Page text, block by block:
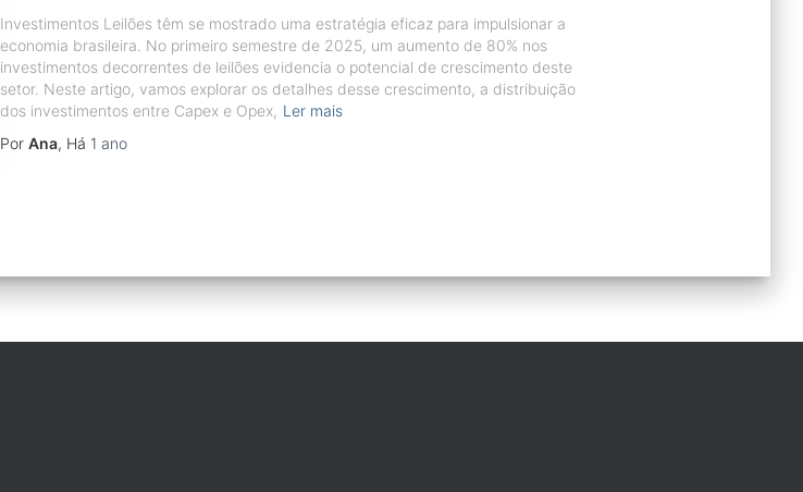
Investimentos Leilões têm se mostrado uma estratégia eficaz para impulsionar a
economia brasileira. No primeiro semestre de 2025, um aumento de 80% nos
investimentos decorrentes de leilões evidencia o potencial de crescimento deste
setor. Neste artigo, vamos explorar os detalhes desse crescimento, a distribuição
dos investimentos entre Capex e Opex, Ler mais
Por Ana, Há 1 ano